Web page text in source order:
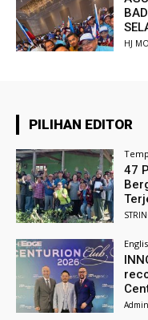
HJ
PILIHAN EDITOR
47
Admin